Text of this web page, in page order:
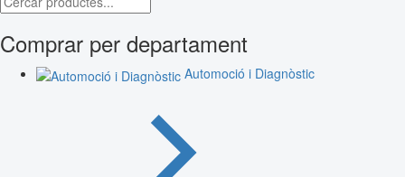
Comprar per departament
Automoció i Diagnòstic